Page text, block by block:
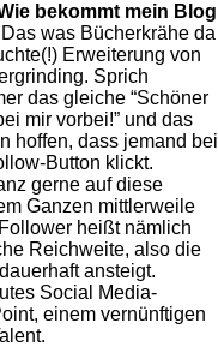
bekommt mein Blog
was Bücherkrähe da
Erweiterung von
Sprich
das gleiche “Schöner
mir vorbei!” und das
hoffen, dass jemand bei
Button klickt.
gerne auf diese
Ganzen mittlerweile
heißt nämlich
Reichweite, also die
ansteigt.
Social Media-
einem vernünftigen